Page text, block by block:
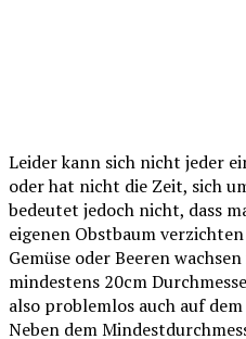
Leider kann sich nicht jeder
oder hat nicht die Zeit, sich
bedeutet jedoch nicht, dass
eigenen Obstbaum
Gemüse oder Beeren
mindestens 20cm
also problemlos auch auf
Neben dem